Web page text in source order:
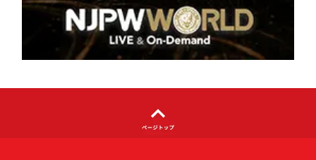
著作権について
利用者情報の外部送信について